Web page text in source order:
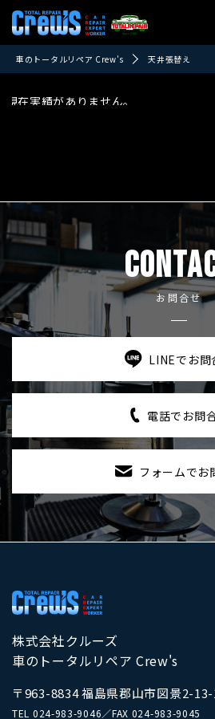
車のトータルリペア Crew's 天井張替え
現在実績がありません。
お問合せ
LINEでお問
電話でお問
フォームでお
株式会社クルーズ
車のトータルリペア Crew's
〒963-8834 福島県郡山市図景2-
TEL 024-983-9046／FAX 024-983-9045